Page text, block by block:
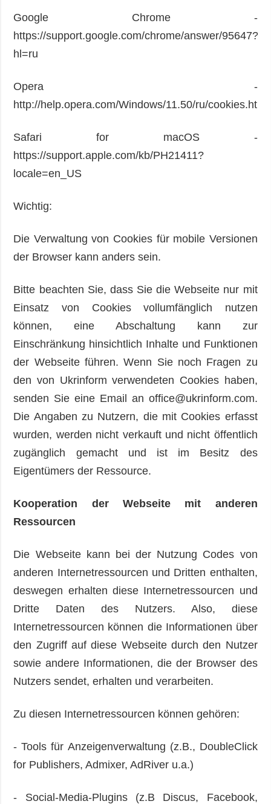
Google Chrome -
https://support.google.com/chrome/answer/95647?
hl=ru
Opera -
http://help.opera.com/Windows/11.50/ru/cookies.html
Safari for macOS -
https://support.apple.com/kb/PH21411?
locale=en_US
Wichtig:
Die Verwaltung von Cookies für mobile Versionen
der Browser kann anders sein.
Bitte beachten Sie, dass Sie die Webseite nur mit
Einsatz von Cookies vollumfänglich nutzen
können, eine Abschaltung kann zur
Einschränkung hinsichtlich Inhalte und Funktionen
der Webseite führen. Wenn Sie noch Fragen zu
den von Ukrinform verwendeten Cookies haben,
senden Sie eine Email an office@ukrinform.com.
Die Angaben zu Nutzern, die mit Cookies erfasst
wurden, werden nicht verkauft und nicht öffentlich
zugänglich gemacht und ist im Besitz des
Eigentümers der Ressource.
Kooperation der Webseite mit anderen
Ressourcen
Die Webseite kann bei der Nutzung Codes von
anderen Internetressourcen und Dritten enthalten,
deswegen erhalten diese Internetressourcen und
Dritte Daten des Nutzers. Also, diese
Internetressourcen können die Informationen über
den Zugriff auf diese Webseite durch den Nutzer
sowie andere Informationen, die der Browser des
Nutzers sendet, erhalten und verarbeiten.
Zu diesen Internetressourcen können gehören:
- Tools für Anzeigenverwaltung (z.B., DoubleClick
for Publishers, Admixer, AdRiver u.a.)
- Social-Media-Plugins (z.B Discus, Facebook,